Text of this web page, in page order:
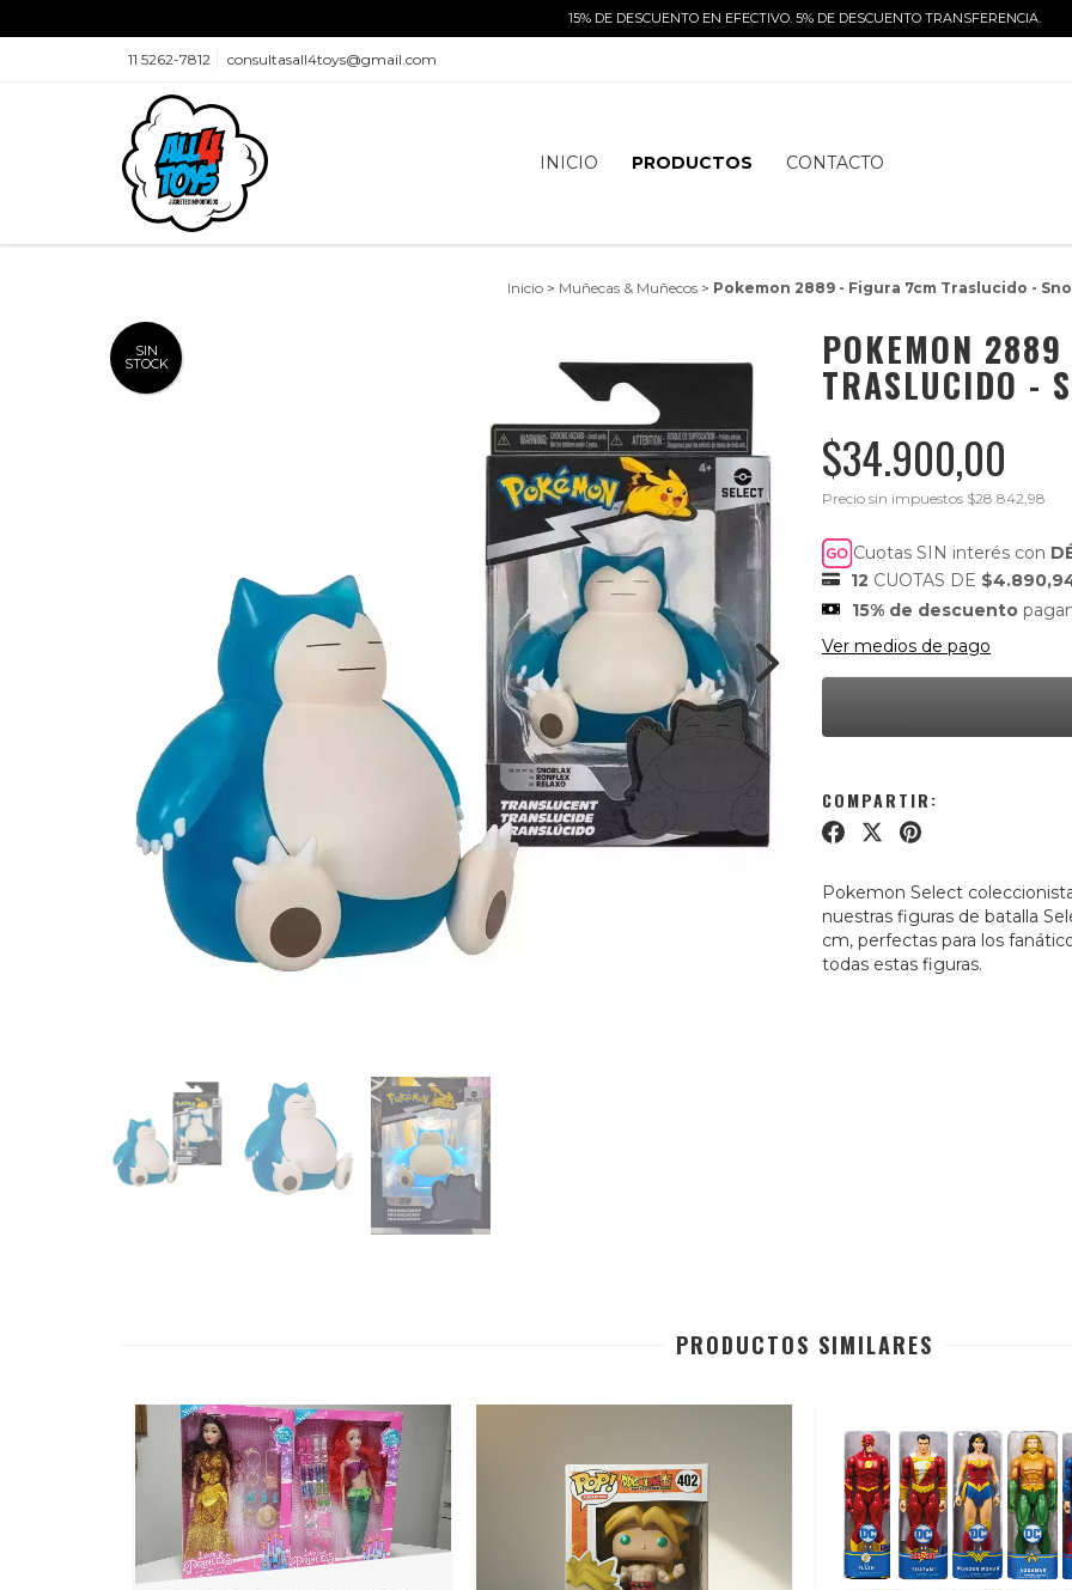
15% DE DESCUENTO EN EFECTIVO. 5% DE DESCUENTO TRANSFERENCIA.
11 5262-7812 consultasall4toys@gmail.com
INICIO PRODUCTOS CONTACTO
Inicio > Muñecas & Muñecos > Pokemon 2889 - Figura 7cm Traslucido -
SIN
STOCK POKEMON
TRASLUCIDO -
$34.900,00
Precio sin impuestos $28.842,98
Cuotas SIN interés con
12 CUOTAS DE
15% de descuento
Ver medios de pago
COMPARTIR:
Pokemon Select
nuestras figuras de batalla
cm, perfectas para los
todas estas figuras.
PRODUCTOS SIMILARES